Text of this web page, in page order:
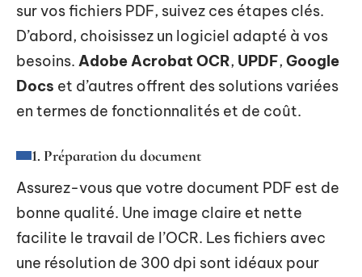
sur vos fichiers PDF, suivez ces étapes clés.
D’abord, choisissez un logiciel adapté à vos
besoins. Adobe Acrobat OCR, UPDF, Google
Docs et d’autres offrent des solutions variées
en termes de fonctionnalités et de coût.
1. Préparation du document
Assurez-vous que votre document PDF est de
bonne qualité. Une image claire et nette
facilite le travail de l’OCR. Les fichiers avec
une résolution de 300 dpi sont idéaux pour